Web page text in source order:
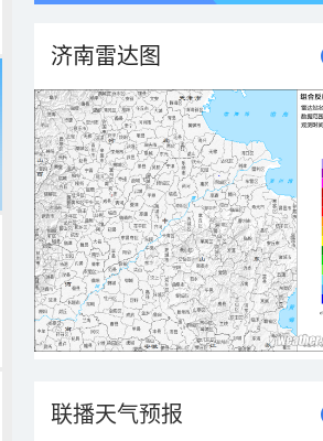
济南雷达图
联播天气预报